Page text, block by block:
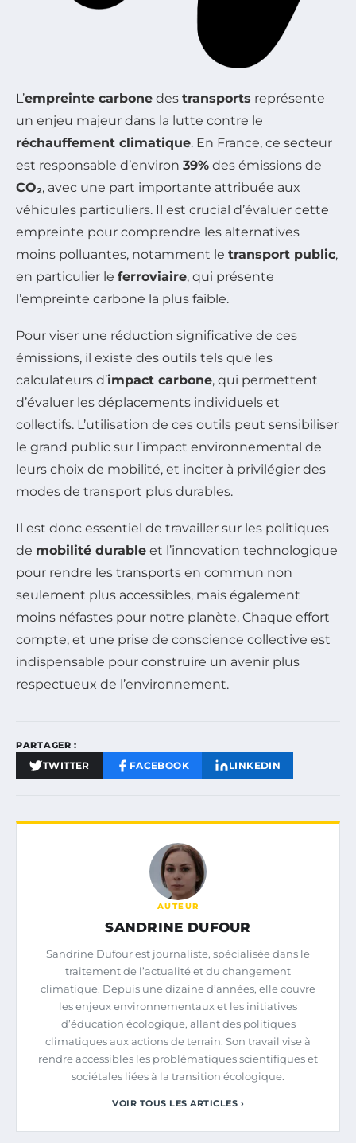
L’empreinte carbone des transports représente
un enjeu majeur dans la lutte contre le
réchauffement climatique. En France, ce secteur
est responsable d’environ 39% des émissions de
CO₂, avec une part importante attribuée aux
véhicules particuliers. Il est crucial d’évaluer cette
empreinte pour comprendre les alternatives
moins polluantes, notamment le transport public,
en particulier le ferroviaire, qui présente
l’empreinte carbone la plus faible.
Pour viser une réduction significative de ces
émissions, il existe des outils tels que les
calculateurs d’impact carbone, qui permettent
d’évaluer les déplacements individuels et
collectifs. L’utilisation de ces outils peut sensibiliser
le grand public sur l’impact environnemental de
leurs choix de mobilité, et inciter à privilégier des
modes de transport plus durables.
Il est donc essentiel de travailler sur les politiques
de mobilité durable et l’innovation technologique
pour rendre les transports en commun non
seulement plus accessibles, mais également
moins néfastes pour notre planète. Chaque effort
compte, et une prise de conscience collective est
indispensable pour construire un avenir plus
respectueux de l’environnement.
PARTAGER :
TWITTER FACEBOOK LINKEDIN
AUTEUR
SANDRINE DUFOUR
Sandrine Dufour est journaliste, spécialisée dans le
traitement de l’actualité et du changement
climatique. Depuis une dizaine d’années, elle couvre
les enjeux environnementaux et les initiatives
d’éducation écologique, allant des politiques
climatiques aux actions de terrain. Son travail vise à
rendre accessibles les problématiques scientifiques et
sociétales liées à la transition écologique.
VOIR TOUS LES ARTICLES ›